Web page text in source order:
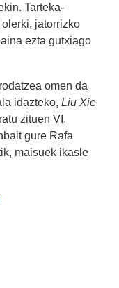
Tarteka-
jatorrizko
ezta gutxiago
omen da
idazteko, Liu Xie
zituen VI.
gure Rafa
maisuek ikasle